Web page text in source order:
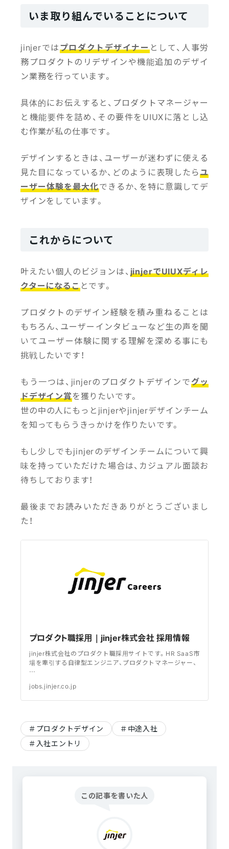
いま取り組んでいることについて
jinjerではプロダクトデザイナーとして、人事労
務プロダクトのリデザインや機能追加のデザイ
ン業務を行っています。
具体的にお伝えすると、プロダクトマネージャー
と機能要件を詰め、その要件をUIUXに落とし込
む作業が私の仕事です。
デザインするときは、ユーザーが迷わずに使える
見た目になっているか、どのように表現したらユ
ーザー体験を最大化できるか、を特に意識してデ
ザインをしています。
これからについて
叶えたい個人のビジョンは、 jinjerでUIUXディレ
クターになることです。
プロダクトのデザイン経験を積み重ねることは
もちろん、ユーザーインタビューなど生の声を聞
いてユーザー体験に関する理解を深める事にも
挑戦したいです！
もう一つは、jinjerのプロダクトデザインでグッ
ドデザイン賞を獲りたいです。
世の中の人にもっとjinjerやjinjerデザインチーム
を知ってもらうきっかけを作りたいです。
もし少しでもjinjerのデザインチームについて興
味を持っていただけた場合は、カジュアル面談お
待ちしております！
最後までお読みいただきありがとうございまし
た！
プロダクト職採用｜jinjer株式会社 採用情報
jinjer株式会社のプロダクト職採用サイトです。HR SaaS市
場を牽引する自律型エンジニア、プロダクトマネージャー、
…
jobs.jinjer.co.jp
プロダクトデザイン
中途入社
入社エントリ
この記事を書いた人